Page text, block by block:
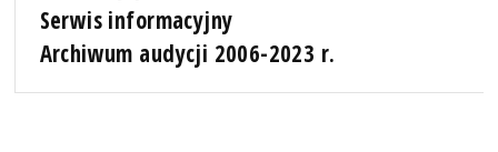
Serwis informacyjny
Archiwum audycji 2006-2023 r.